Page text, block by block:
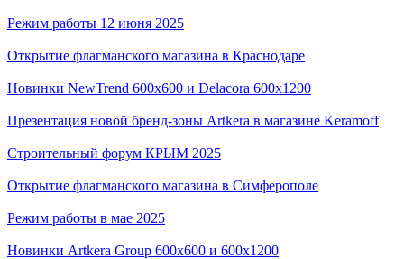
Режим работы 12 июня 2025
Открытие флагманского магазина в Краснодаре
Новинки NewTrend 600x600 и Delacora 600x1200
Презентация новой бренд-зоны Artkera в магазине Keramoff
Строительный форум КРЫМ 2025
Открытие флагманского магазина в Симферополе
Режим работы в мае 2025
Новинки Artkera Group 600x600 и 600x1200